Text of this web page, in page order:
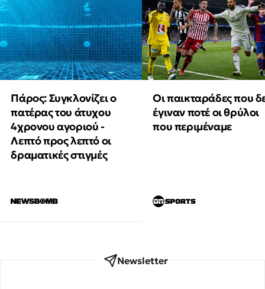
Πάρος: Συγκλονίζει ο
πατέρας του άτυχου
4χρονου αγοριού -
Λεπτό προς λεπτό οι
δραματικές στιγμές
Οι παικταράδες που
έγιναν ποτέ οι θρύλοι
που περιμέναμε
Newsletter